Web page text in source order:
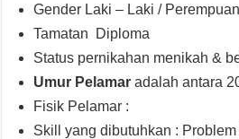
Gender Laki – Laki / Perempuan
Tamatan Diploma
Status pernikahan menikah &
Umur Pelamaradalah antara
Fisik Pelamar :
Skill yang dibutuhkan :